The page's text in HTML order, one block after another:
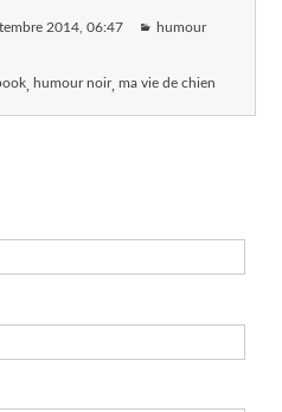
2014 , 06:47 humour
humour noir ma vie de chien